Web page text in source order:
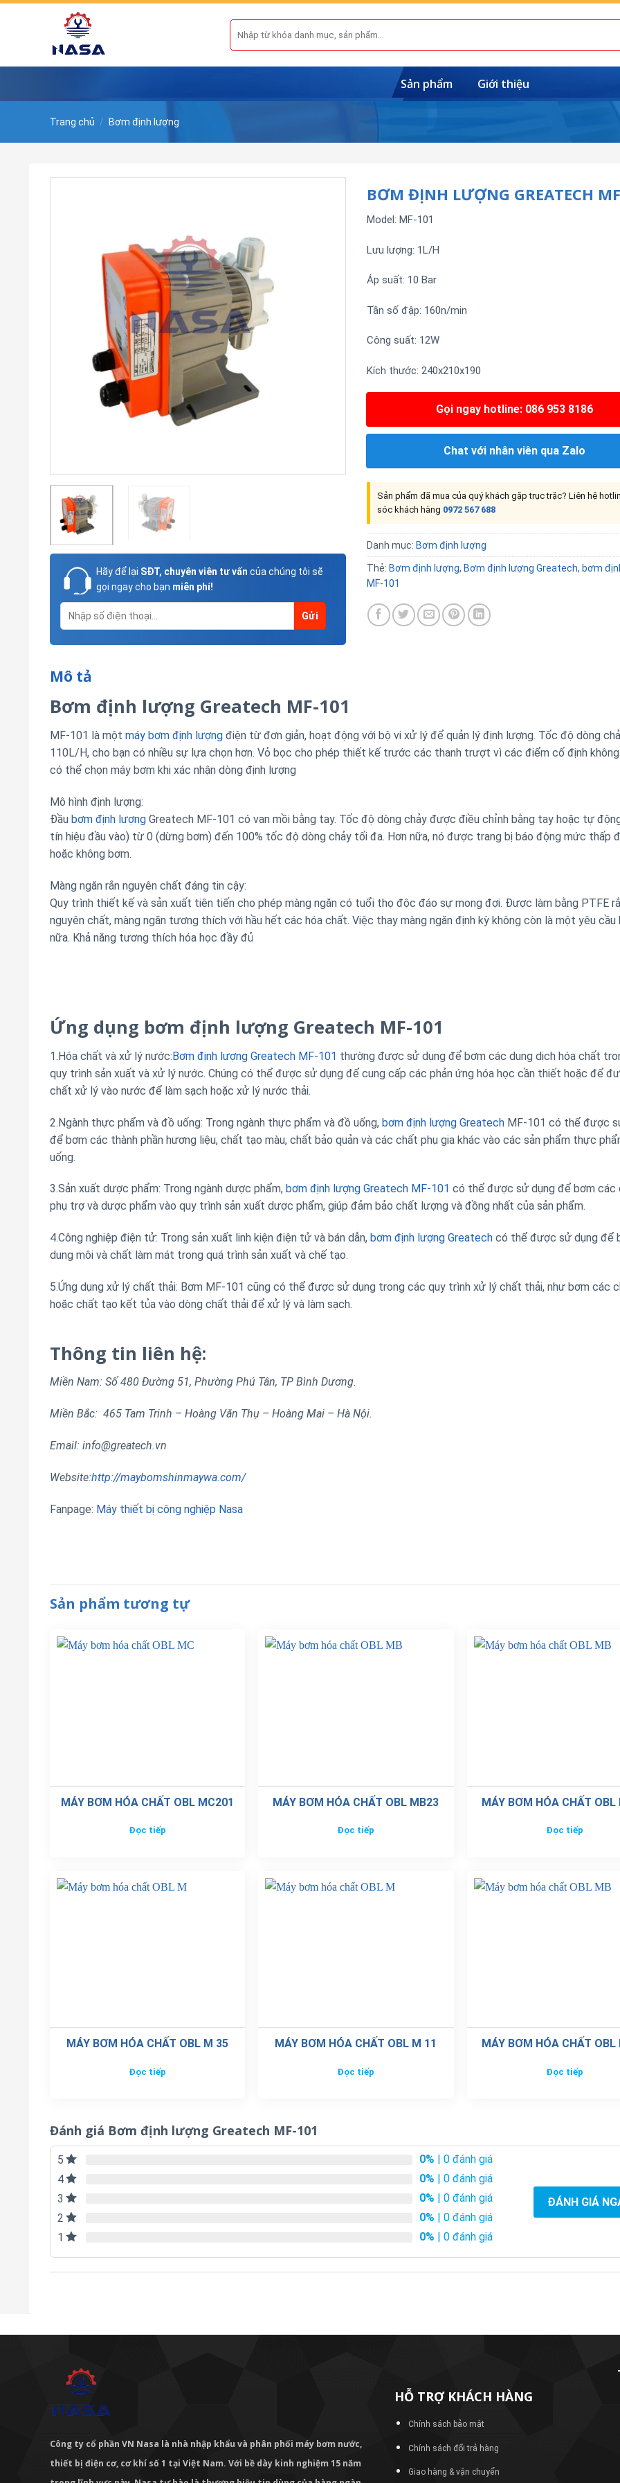
Skip
Tìm
kiếm:
Sản phẩm Giới thiệu
Trang chủ / Bơm định lượng
Hãy để lại SĐT, chuyên viên tư vấn của chúng tôi sẽ
gọi ngay cho bạn miễn phí!
BƠM ĐỊNH LƯỢNG GREATECH
Model: MF-101
Lưu lượng: 1L/H
Áp suất: 10 Bar
Tần số đập: 160n/min
Công suất: 12W
Kích thước: 240x210x190
Gọi ngay hotline: 086 953 8186
Chat với nhân viên qua Zalo
Sản phẩm đã mua của quý khách gặp trục trặc? Liên hệ
sóc khách hàng 0972 567 688
Danh mục: Bơm định lượng
Thẻ: Bơm định lượng, Bơm định lượng Greatech, bơm
MF-101
Mô tả
Bơm định lượng Greatech MF-101
MF-101 là một máy bơm định lượng điện từ đơn giản, hoạt động với bộ vi xử lý để quản lý định lượng. Tốc độ dòng
110L/H, cho bạn có nhiều sự lựa chọn hơn. Vỏ bọc cho phép thiết kế trước các thanh trượt vì các điểm cố định
có thể chọn máy bơm khi xác nhận dòng định lượng
Mô hình định lượng:
Đầu bơm định lượng Greatech MF-101 có van mồi bằng tay. Tốc độ dòng chảy được điều chỉnh bằng tay hoặc tự
tín hiệu đầu vào) từ 0 (dừng bơm) đến 100% tốc độ dòng chảy tối đa. Hơn nữa, nó được trang bị báo động mức thấp
hoặc không bơm.
Màng ngăn rắn nguyên chất đáng tin cậy:
Quy trình thiết kế và sản xuất tiên tiến cho phép màng ngăn có tuổi thọ độc đáo sự mong đợi. Được làm bằng PTFE
nguyên chất, màng ngăn tương thích với hầu hết các hóa chất. Việc thay màng ngăn định kỳ không còn là một yêu
nữa. Khả năng tương thích hóa học đầy đủ
Ứng dụng bơm định lượng Greatech MF-101
1.Hóa chất và xử lý nước:Bơm định lượng Greatech MF-101 thường được sử dụng để bơm các dung dịch hóa chất
quy trình sản xuất và xử lý nước. Chúng có thể được sử dụng để cung cấp các phản ứng hóa học cần thiết hoặc để
chất xử lý vào nước để làm sạch hoặc xử lý nước thải.
2.Ngành thực phẩm và đồ uống: Trong ngành thực phẩm và đồ uống, bơm định lượng Greatech MF-101 có thể được
để bơm các thành phần hương liệu, chất tạo màu, chất bảo quản và các chất phụ gia khác vào các sản phẩm thực
uống.
3.Sản xuất dược phẩm: Trong ngành dược phẩm, bơm định lượng Greatech MF-101 có thể được sử dụng để bơm các
phụ trợ và dược phẩm vào quy trình sản xuất dược phẩm, giúp đảm bảo chất lượng và đồng nhất của sản phẩm.
4.Công nghiệp điện tử: Trong sản xuất linh kiện điện tử và bán dẫn, bơm định lượng Greatech có thể được sử dụng để
dung môi và chất làm mát trong quá trình sản xuất và chế tạo.
5.Ứng dụng xử lý chất thải: Bơm MF-101 cũng có thể được sử dụng trong các quy trình xử lý chất thải, như bơm các
hoặc chất tạo kết tủa vào dòng chất thải để xử lý và làm sạch.
Thông tin liên hệ:
Miền Nam: Số 480 Đường 51, Phường Phú Tân, TP Bình Dương.
Miền Bắc: 465 Tam Trinh – Hoàng Văn Thụ – Hoàng Mai – Hà Nội.
Email: info@greatech.vn
Website:http://maybomshinmaywa.com/
Fanpage: Máy thiết bị công nghiệp Nasa
Sản phẩm tương tự
MÁY BƠM HÓA CHẤT OBL MC201
Đọc tiếp
MÁY BƠM HÓA CHẤT OBL MB23
Đọc tiếp
MÁY BƠM HÓA CHẤT OBL
Đọc tiếp
MÁY BƠM HÓA CHẤT OBL M 35
Đọc tiếp
MÁY BƠM HÓA CHẤT OBL M 11
Đọc tiếp
MÁY BƠM HÓA CHẤT OBL
Đọc tiếp
Đánh giá Bơm định lượng Greatech MF-101
5 0% | 0 đánh giá
4
0% | 0 đánh giá
3
0% | 0 đánh giá
2
0% | 0 đánh giá
1
0% | 0 đánh giá
ĐÁNH GIÁ
Công ty cổ phần VN Nasa là nhà nhập khẩu và phân phối máy bơm nước,
thiết bị điện cơ, cơ khí số 1 tại Việt Nam. Với bề dày kinh nghiệm 15 năm
HỖ TRỢ KHÁCH HÀNG
Chính sách bảo mật
Chính sách đổi trả hàng
Giao hàng & vận chuyển